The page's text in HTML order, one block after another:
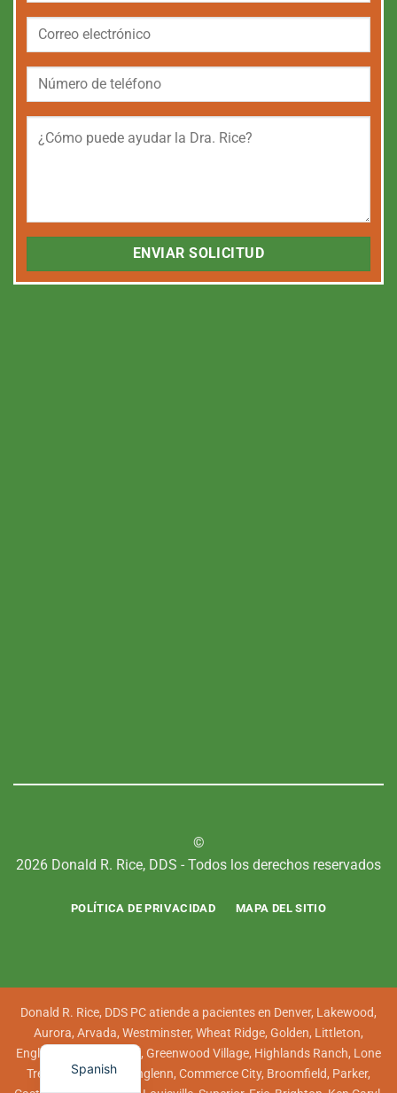
©
2026 Donald R. Rice, DDS - Todos los derechos reservados
POLÍTICA DE PRIVACIDAD MAPA DEL SITIO
Donald R. Rice, DDS PC atiende a pacientes en Denver, Lakewood,
Aurora, Arvada, Westminster, Wheat Ridge, Golden, Littleton,
Englewood, Centennial, Greenwood Village, Highlands Ranch, Lone
Tree, Thornton, Northglenn, Commerce City, Broomfield, Parker,
Spanish